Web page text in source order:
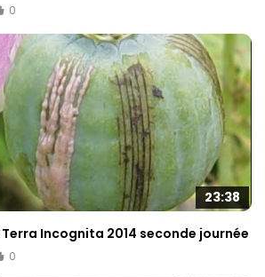
0
23:38
Incognita 2014 seconde journée
0